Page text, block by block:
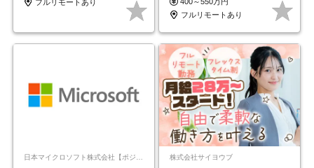
フルリモートあり
フルリモートあり
日本マイクロソフト株式会社【ポジションマッチ登録】 株式会社サイヨウブ